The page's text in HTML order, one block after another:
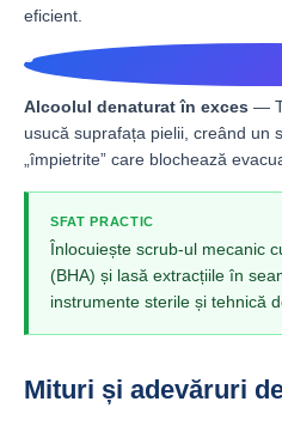
eficient.
3
Alcoolul denaturat în exces —
usucă suprafața pielii, creând un
„împietrite” care blochează
SFAT PRACTIC
Înlocuiește scrub-ul mecanic
(BHA) și lasă extracțiile în
instrumente sterile și tehnică
Mituri și adevăruri